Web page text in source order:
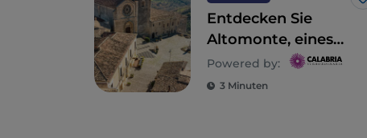
Entdecken Sie
Altomonte, eines
der schönsten
Dörfer Italiens
Powered by:
3 Minuten